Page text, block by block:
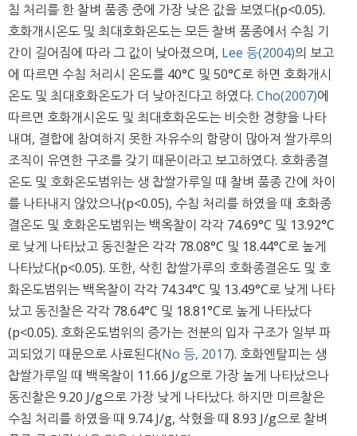
침 처리를 한 찰벼 품종 중에 가장 낮은 값을 보였다(p<0.05).
호화개시온도 및 최대호화온도는 모든 찰벼 품종에서 수침 기
간이 길어짐에 따라 그 값이 낮아졌으며, Lee 등(2004)의 보고
에 따르면 수침 처리시 온도를 40°C 및 50°C로 하면 호화개시
온도 및 최대호화온도가 더 낮아진다고 하였다. Cho(2007)에
따르면 호화개시온도 및 최대호화온도는 비슷한 경향을 나타
내며, 결합에 참여하지 못한 자유수의 함량이 많아져 쌀가루의
조직이 유연한 구조를 갖기 때문이라고 보고하였다. 호화종결
온도 및 호화온도범위는 생 찹쌀가루일 때 찰벼 품종 간에 차이
를 나타내지 않았으나(p<0.05), 수침 처리를 하였을 때 호화종
결온도 및 호화온도범위는 백옥찰이 각각 74.69°C 및 13.92°C
로 낮게 나타났고 동진찰은 각각 78.08°C 및 18.44°C로 높게
나타났다(p<0.05). 또한, 삭힌 찹쌀가루의 호화종결온도 및 호
화온도범위는 백옥찰이 각각 74.34°C 및 13.49°C로 낮게 나타
났고 동진찰은 각각 78.64°C 및 18.81°C로 높게 나타났다
(p<0.05). 호화온도범위의 증가는 전분의 입자 구조가 일부 파
괴되었기 때문으로 사료된다(No 등, 2017). 호화엔탈피는 생
찹쌀가루일 때 백옥찰이 11.66 J/g으로 가장 높게 나타났으나
동진찰은 9.20 J/g으로 가장 낮게 나타났다. 하지만 미르찰은
수침 처리를 하였을 때 9.74 J/g, 삭혔을 때 8.93 J/g으로 찰벼